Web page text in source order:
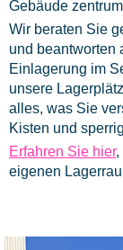
Gebäude
Wir beraten Sie
und beantworten
Einlagerung im
unsere
alles, was Sie
Kisten und
Erfahren Sie hier,
eigenen